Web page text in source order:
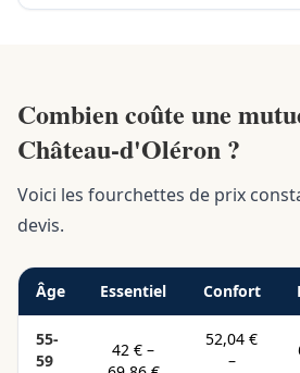
Combien coûte une
Château-d'Oléron ?
Voici les fourchettes de prix
devis.
Âge Essentiel Confort
55-
59
42 € –
52,04 €
–